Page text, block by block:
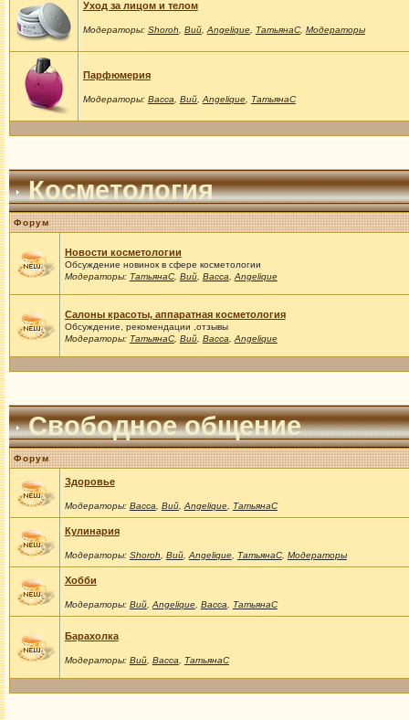
Уход за лицом и телом
Модераторы: Shoroh Вий, Angelique, ТатьянаС, Модераторы
Парфюмерия
Модераторы: Васса Вий, Angelique, ТатьянаС
Косметология
Форум
Новости косметологии
Обсуждение новинок в сфере косметологии
Модераторы: ТатьянаС, Вий, Васса Angelique
Салоны красоты, аппаратная косметология
Обсуждение, рекомендации ,отзывы
Модераторы: ТатьянаС, Вий, Васса Angelique
Свободное общение
Форум
Здоровье
Модераторы: Васса Вий, Angelique, ТатьянаС
Кулинария
Модераторы: Shoroh Вий, Angelique, ТатьянаС, Модераторы
Хобби
Модераторы: Вий, Angelique, Васса ТатьянаС
Барахолка
Модераторы: Вий, Васса ТатьянаС